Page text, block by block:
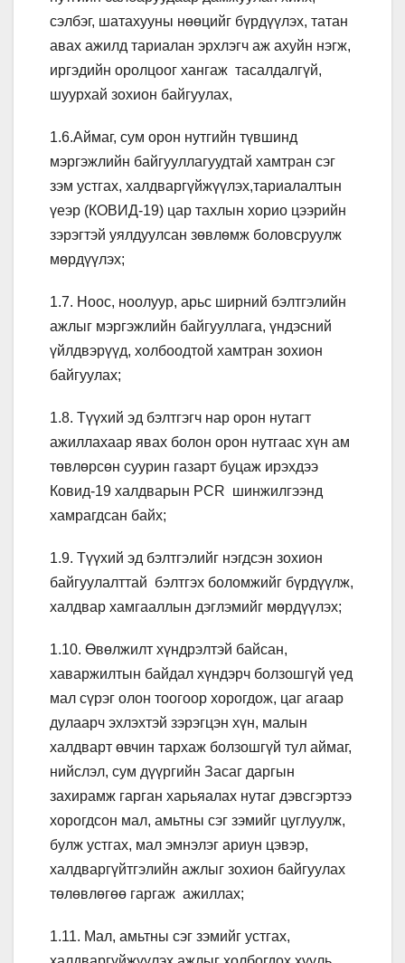
сэлбэг, шатахууны нөөцийг бүрдүүлэх, татан
авах ажилд тариалан эрхлэгч аж ахуйн нэгж,
иргэдийн оролцоог хангаж тасалдалгүй,
шуурхай зохион байгуулах,
1.6.Аймаг, сум орон нутгийн түвшинд
мэргэжлийн байгууллагуудтай хамтран сэг
зэм устгах, халдваргүйжүүлэх,тариалалтын
үеэр (КОВИД-19) цар тахлын хорио цээрийн
зэрэгтэй уялдуулсан зөвлөмж боловсруулж
мөрдүүлэх;
1.7. Ноос, ноолуур, арьс ширний бэлтгэлийн
ажлыг мэргэжлийн байгууллага, үндэсний
үйлдвэрүүд, холбоодтой хамтран зохион
байгуулах;
1.8. Түүхий эд бэлтгэгч нар орон нутагт
ажиллахаар явах болон орон нутгаас хүн ам
төвлөрсөн суурин газарт буцаж ирэхдээ
Ковид-19 халдварын PCR шинжилгээнд
хамрагдсан байх;
1.9. Түүхий эд бэлтгэлийг нэгдсэн зохион
байгуулалттай бэлтгэх боломжийг бүрдүүлж,
халдвар хамгааллын дэглэмийг мөрдүүлэх;
1.10. Өвөлжилт хүндрэлтэй байсан,
хаваржилтын байдал хүндэрч болзошгүй үед
мал сүрэг олон тоогоор хорогдож, цаг агаар
дулаарч эхлэхтэй зэрэгцэн хүн, малын
халдварт өвчин тархаж болзошгүй тул аймаг,
нийслэл, сум дүүргийн Засаг даргын
захирамж гарган харьяалах нутаг дэвсгэртээ
хорогдсон мал, амьтны сэг зэмийг цуглуулж,
булж устгах, мал эмнэлэг ариун цэвэр,
халдваргүйтгэлийн ажлыг зохион байгуулах
төлөвлөгөө гаргаж ажиллах;
1.11. Мал, амьтны сэг зэмийг устгах,